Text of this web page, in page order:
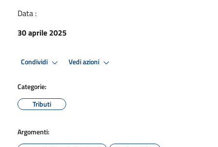
Data :
30 aprile 2025
Condividi Vedi azioni
Categorie:
Tributi
Argomenti: